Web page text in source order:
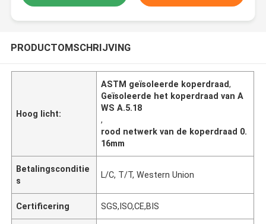
PRODUCTOMSCHRIJVING
Hoog licht:
ASTM geïsoleerde koperdraad,
Geïsoleerde het koperdraad van A
WS A.5.18
,
rood netwerk van de koperdraad 0.
16mm
Betalingsconditie
s
L/C, T/T, Western Union
Certificering SGS,ISO,CE,BIS